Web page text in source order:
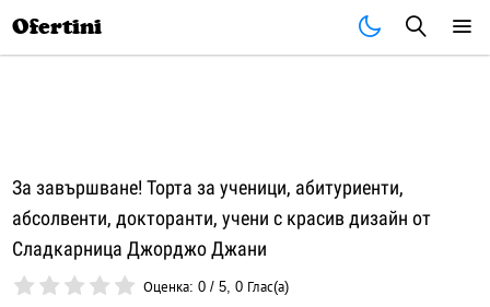
Ofertini
За завършване! Торта за ученици, абитуриенти,
абсолвенти, докторанти, учени с красив дизайн от
Сладкарница Джорджо Джани
Оценка:0 /5,0 Глас(а)